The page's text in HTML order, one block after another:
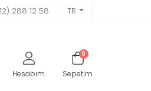
288 12 58 TR
Hesabım
0
Sepetim